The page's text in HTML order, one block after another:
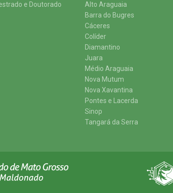
e Doutorado
Alto Araguaia
Barra do Bugres
Cáceres
Colíder
Diamantino
Juara
Médio Araguaia
Nova Mutum
Nova Xavantina
Pontes e Lacerda
Sinop
Tangará da Serra